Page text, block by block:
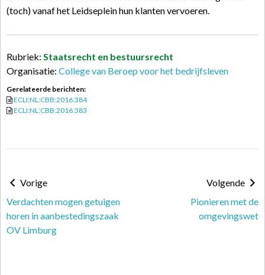
(toch) vanaf het Leidseplein hun klanten vervoeren.
Rubriek: Staatsrecht en bestuursrecht
Organisatie: College van Beroep voor het bedrijfsleven
Gerelateerde berichten:
ECLI:NL:CBB:2016:384
ECLI:NL:CBB:2016:383
Vorige
Verdachten mogen getuigen
horen in aanbestedingszaak
OV Limburg
Volgende
Pionieren met de
omgevingswet